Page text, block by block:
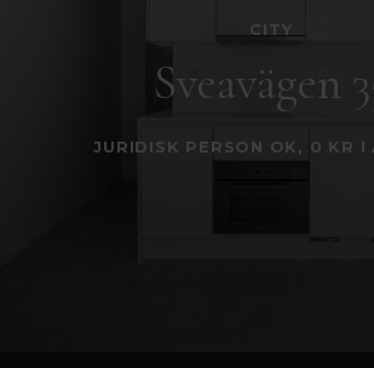
CITY
Sveavägen
JURIDISK PERSON OK, 0 KR I